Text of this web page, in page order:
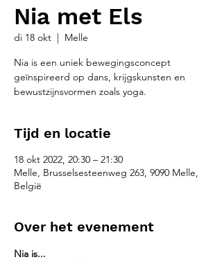
Nia met Els
di 18 okt
  |
Melle
Nia is een uniek bewegingsconcept
geïnspireerd op dans, krijgskunsten en
bewustzijnsvormen zoals yoga.
Tijd en locatie
18 okt 2022, 20:30 – 21:30
Melle, Brusselsesteenweg 263, 9090 Melle,
België
Over het evenement
Nia is...